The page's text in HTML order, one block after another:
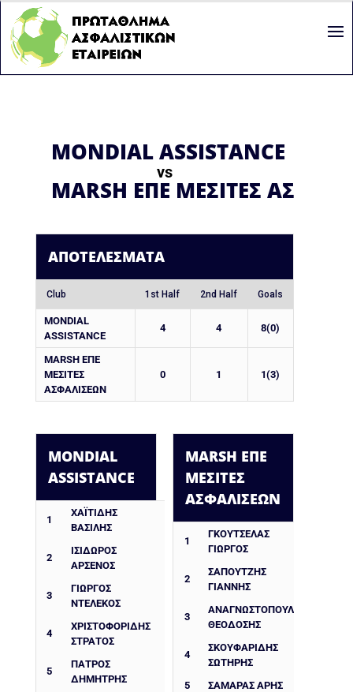
MONDIAL ASSISTANCE
vs
MARSH ΕΠΕ ΜΕΣΙΤΕΣ
ΑΠΟΤΕΛΈΣΜΑΤΑ
Club 1st Half 2nd Half Goals
MONDIAL
ASSISTANCE
4 4 8(0)
MARSH ΕΠΕ
ΜΕΣΙΤΕΣ
ΑΣΦΑΛΙΣΕΩΝ
0 1 1(3)
MONDIAL
ASSISTANCE
1
ΧΑΪΤΙΔΗΣ
ΒΑΣΙΛΗΣ
2
ΙΣΊΔΩΡΟΣ
ΑΡΣΈΝΟΣ
3
ΓΙΏΡΓΟΣ
ΝΤΕΛΈΚΟΣ
4
ΧΡΙΣΤΟΦΟΡΙΔΗΣ
ΣΤΡΑΤΟΣ
5
ΠΑΤΡΟΣ
ΔΗΜΗΤΡΗΣ
MARSH ΕΠΕ
ΜΕΣΙΤΕΣ
ΑΣΦΑΛΙΣΕΩΝ
1
ΓΚΟΎΤΣΕΛΑΣ
ΓΙΏΡΓΟΣ
2
ΣΑΠΟΥΤΖΉΣ
ΓΙΆΝΝΗΣ
3
ΑΝΑΓΝΩΣΤΌΠΟΥΛΟΣ
ΘΕΟΔΌΣΗΣ
4
ΣΚΟΥΦΑΡΙΔΗΣ
ΣΩΤΗΡΗΣ
5
ΣΑΜΑΡΆΣ ΆΡΗΣ